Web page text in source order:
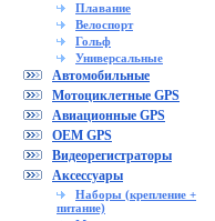
Плавание
Велоспорт
Гольф
Универсальные
Автомобильные
Мотоциклетные GPS
Авиационные GPS
OEM GPS
Видеорегистраторы
Аксессуары
Наборы (крепление +
питание)